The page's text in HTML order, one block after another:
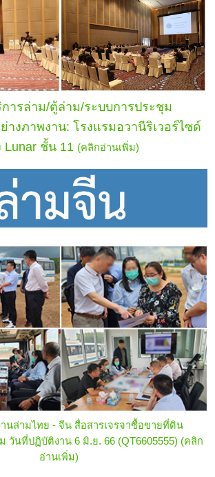
การล่าม/ตู้ล่าม/ระบบการประชุม
างภาพงาน: โรงแรมอวานีริเวอร์ไซด์
Lunar ชั้น 11 (คลิกอ่านเพิ่ม)
านล่ามไทย - จีน สื่อสารเจรจาซื้อขายที่ดิน
วันที่ปฏิบัติงาน 6 มิ.ย. 66 (QT6605555) (คลิก
อ่านเพิ่ม)